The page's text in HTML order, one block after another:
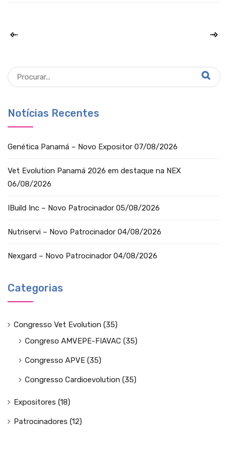
Notícias Recentes
Genética Panamá – Novo Expositor 07/08/2026
Vet Evolution Panamá 2026 em destaque na NEX
06/08/2026
IBuild Inc – Novo Patrocinador 05/08/2026
Nutriservi – Novo Patrocinador 04/08/2026
Nexgard – Novo Patrocinador 04/08/2026
Categorias
Congresso Vet Evolution (35)
Congreso AMVEPE-FIAVAC (35)
Congresso APVE (35)
Congresso Cardioevolution (35)
Expositores (18)
Patrocinadores (12)